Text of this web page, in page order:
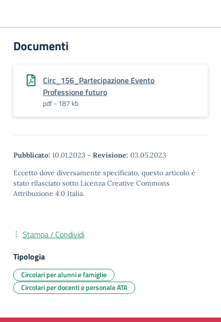
Documenti
Circ_156_Partecipazione Evento
Professione futuro
pdf - 187 kb
Pubblicato: 10.01.2023 - Revisione: 03.05.2023
Eccetto dove diversamente specificato, questo articolo è
stato rilasciato sotto Licenza Creative Commons
Attribuzione 4.0 Italia.
Stampa / Condividi
Tipologia
Circolari per alunni e famiglie
Circolari per docenti e personale ATA